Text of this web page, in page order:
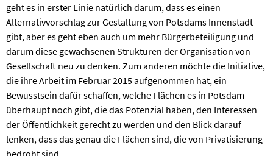
geht es in erster Linie natürlich darum, dass es einen
Alternativvorschlag zur Gestaltung von Potsdams Innenstadt
gibt, aber es geht eben auch um mehr Bürgerbeteiligung und
darum diese gewachsenen Strukturen der Organisation von
Gesellschaft neu zu denken. Zum anderen möchte die Initiative,
die ihre Arbeit im Februar 2015 aufgenommen hat, ein
Bewusstsein dafür schaffen, welche Flächen es in Potsdam
überhaupt noch gibt, die das Potenzial haben, den Interessen
der Öffentlichkeit gerecht zu werden und den Blick darauf
lenken, dass das genau die Flächen sind, die von Privatisierung
bedroht sind.